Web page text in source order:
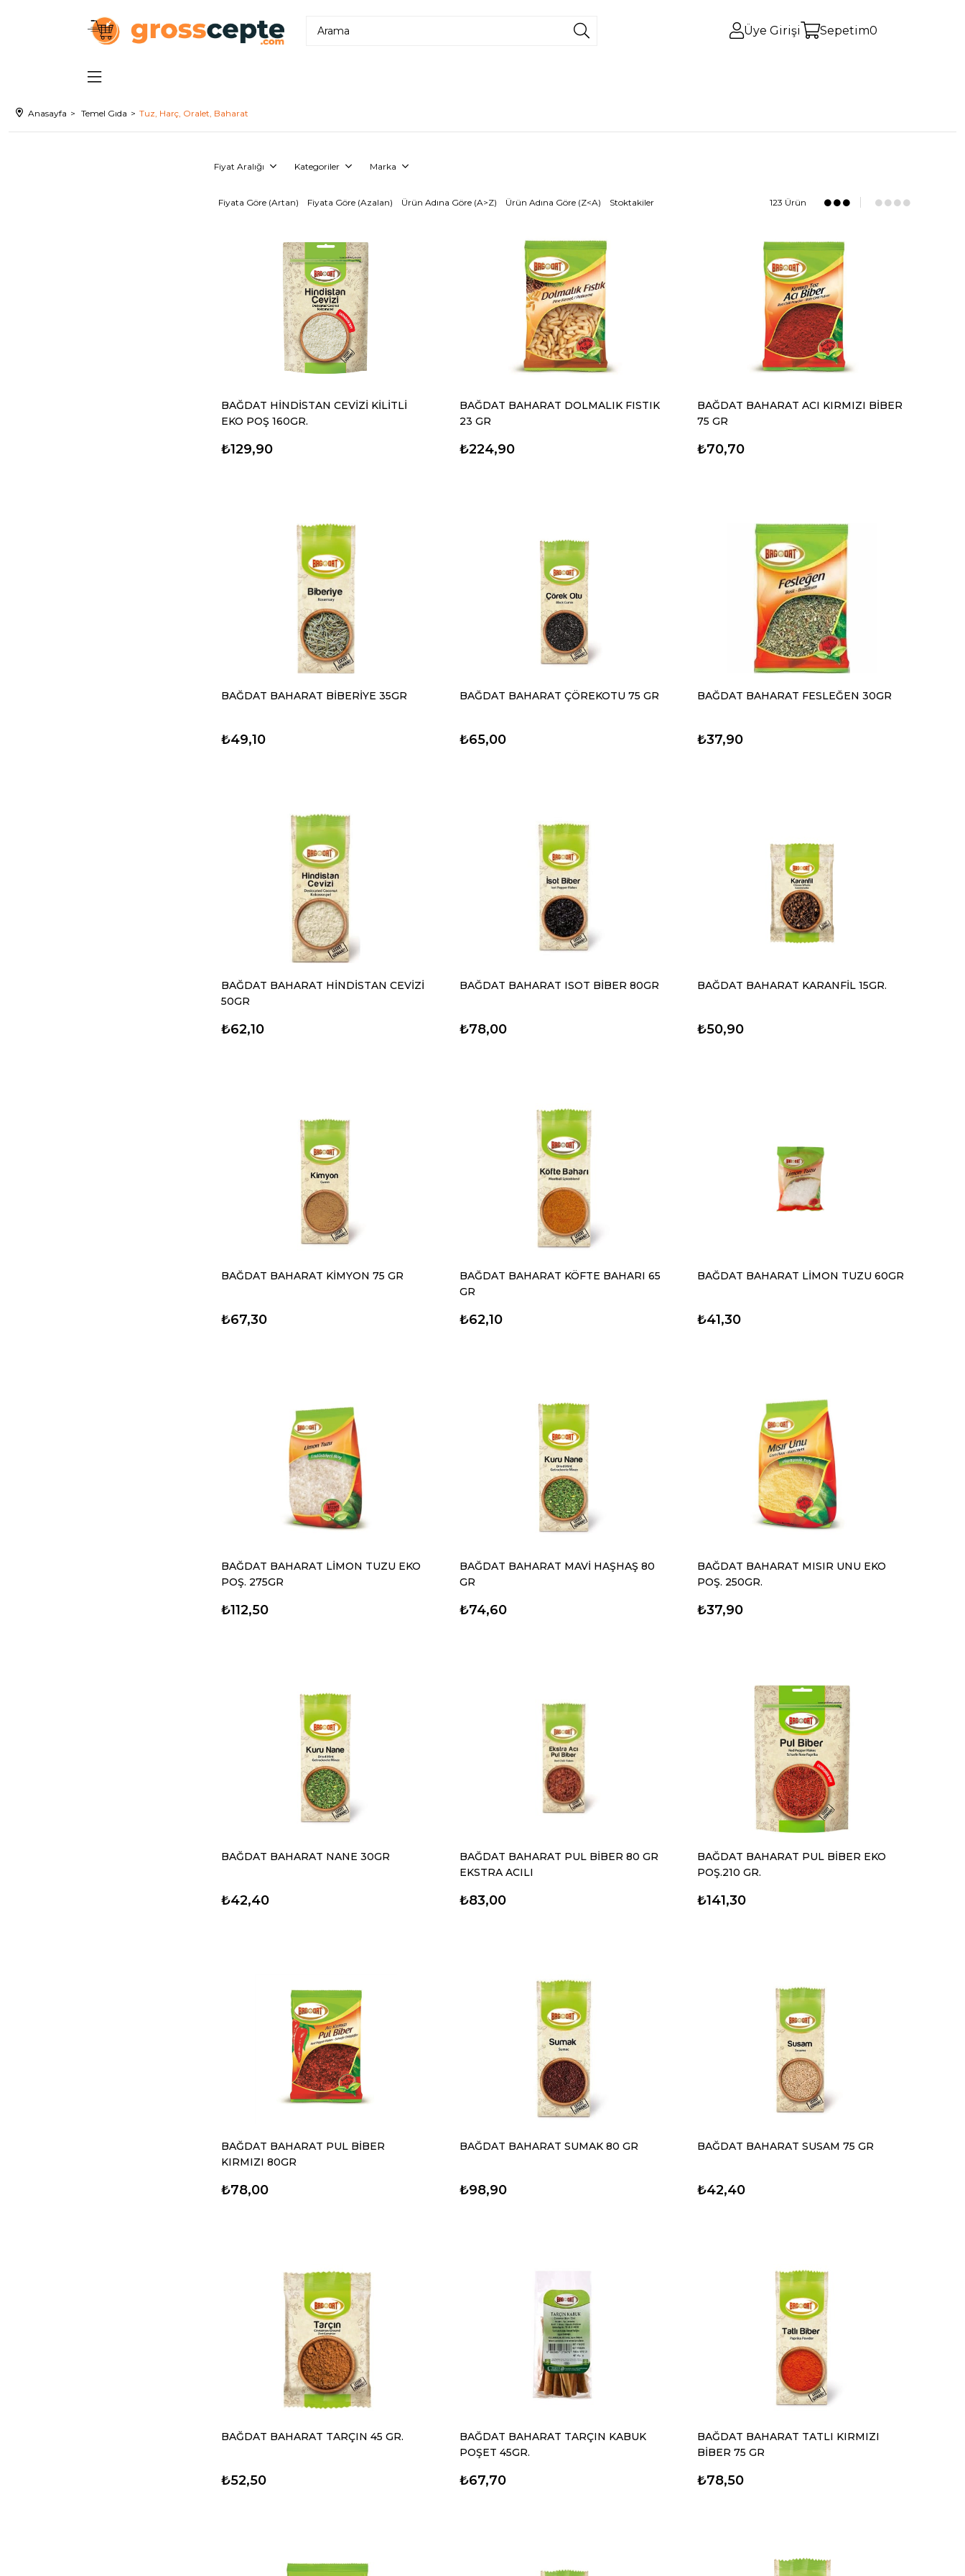
Üye Girişi Sepetim0
Anasayfa Temel Gıda Tuz, Harç, Oralet, Baharat
Fiyat Aralığı Kategoriler Marka
Fiyata Göre (Artan) Fiyata Göre (Azalan) Ürün Adına Göre (A>Z) Ürün Adına Göre (Z<A) Stoktakiler 123 Ürün
BAĞDAT HİNDİSTAN CEVİZİ KİLİTLİ
EKO POŞ 160GR.
₺129,90
BAĞDAT BAHARAT DOLMALIK FISTIK
23 GR
₺224,90
BAĞDAT BAHARAT ACI KIRMIZI BİBER
75 GR
₺70,70
BAĞDAT BAHARAT BİBERİYE 35GR
₺49,10
BAĞDAT BAHARAT ÇÖREKOTU 75 GR
₺65,00
BAĞDAT BAHARAT FESLEĞEN 30GR
₺37,90
BAĞDAT BAHARAT HİNDİSTAN CEVİZİ
50GR
₺62,10
BAĞDAT BAHARAT ISOT BİBER 80GR
₺78,00
BAĞDAT BAHARAT KARANFİL 15GR.
₺50,90
BAĞDAT BAHARAT KİMYON 75 GR
₺67,30
BAĞDAT BAHARAT KÖFTE BAHARI 65
GR
₺62,10
BAĞDAT BAHARAT LİMON TUZU 60GR
₺41,30
BAĞDAT BAHARAT LİMON TUZU EKO
POŞ. 275GR
₺112,50
BAĞDAT BAHARAT MAVİ HAŞHAŞ 80
GR
₺74,60
BAĞDAT BAHARAT MISIR UNU EKO
POŞ. 250GR.
₺37,90
BAĞDAT BAHARAT NANE 30GR
₺42,40
BAĞDAT BAHARAT PUL BİBER 80 GR
EKSTRA ACILI
₺83,00
BAĞDAT BAHARAT PUL BİBER EKO
POŞ.210 GR.
₺141,30
BAĞDAT BAHARAT PUL BİBER
KIRMIZI 80GR
₺78,00
BAĞDAT BAHARAT SUMAK 80 GR
₺98,90
BAĞDAT BAHARAT SUSAM 75 GR
₺42,40
BAĞDAT BAHARAT TARÇIN 45 GR.
₺52,50
BAĞDAT BAHARAT TARÇIN KABUK
POŞET 45GR.
₺67,70
BAĞDAT BAHARAT TATLI KIRMIZI
BİBER 75 GR
₺78,50